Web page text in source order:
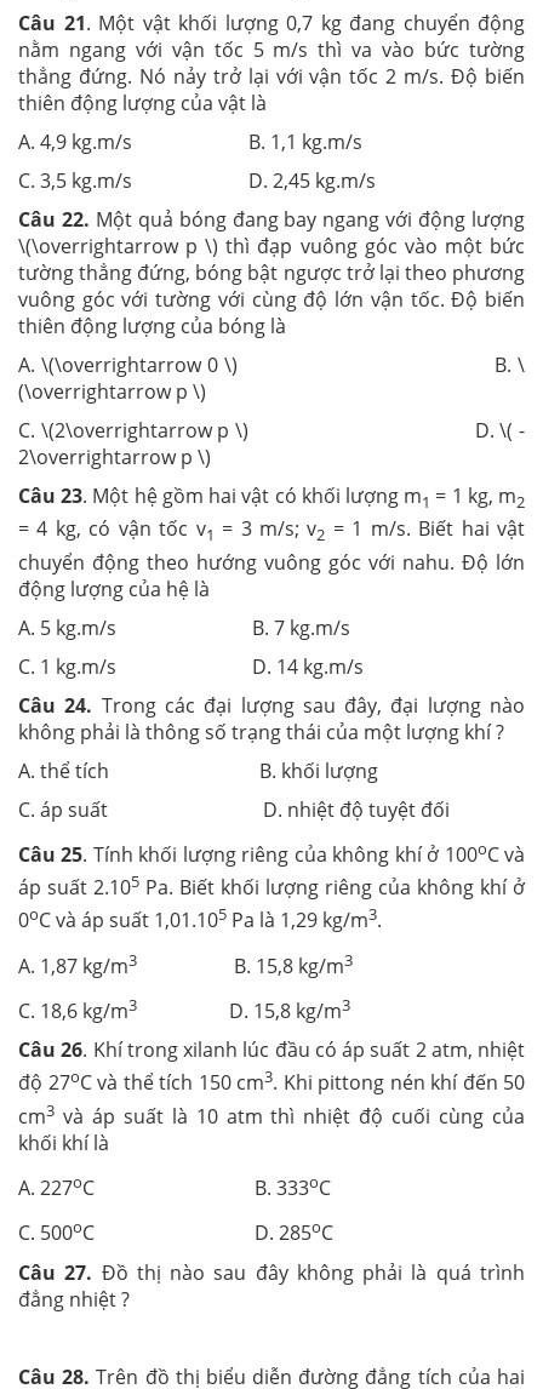
Câu 21. Một vật khối lượng 0,7 kg đang chuyển động
nằm ngang với vận tốc 5 m/s thì va vào bức tường
thẳng đứng. Nó nảy trở lại với vận tốc 2 m/s. Độ biến
thiên động lượng của vật là
A. 4,9 kg.m/s B. 1,1 kg.m/s
C. 3,5 kg.m/s D. 2,45 kg.m/s
Câu 22. Một quả bóng đang bay ngang với động lượng
\(\overrightarrow p \) thì đạp vuông góc vào một bức
tường thẳng đứng, bóng bật ngược trở lại theo phương
vuông góc với tường với cùng độ lớn vận tốc. Độ biến
thiên động lượng của bóng là
A. \(\overrightarrow 0 \) B. \
(\overrightarrow p \)
C. \(2\overrightarrow p \) D. \( -
2\overrightarrow p \)
Câu 23. Một hệ gồm hai vật có khối lượng m­1 = 1 kg, m2
= 4 kg, có vận tốc v1 = 3 m/s; v2 = 1 m/s. Biết hai vật
chuyển động theo hướng vuông góc với nahu. Độ lớn
động lượng của hệ là
A. 5 kg.m/s B. 7 kg.m/s
C. 1 kg.m/s D. 14 kg.m/s
Câu 24. Trong các đại lượng sau đây, đại lượng nào
không phải là thông số trạng thái của một lượng khí ?
A. thể tích B. khối lượng
C. áp suất D. nhiệt độ tuyệt đối
Câu 25. Tính khối lượng riêng của không khí ở 100oC và
áp suất 2.105 Pa. Biết khối lượng riêng của không khí ở
0oC và áp suất 1,01.105 Pa là 1,29 kg/m3.
A. 1,87 kg/m3 B. 15,8 kg/m3
C. 18,6 kg/m3 D. 15,8 kg/m3
Câu 26. Khí trong xilanh lúc đầu có áp suất 2 atm, nhiệt
độ 27oC và thể tích 150 cm3. Khi pittong nén khí đến 50
cm3 và áp suất là 10 atm thì nhiệt độ cuối cùng của
khối khí là
A. 227oC B. 333oC
C. 500oC D. 285oC
Câu 27. Đồ thị nào sau đây không phải là quá trình
đẳng nhiệt ?
Câu 28. Trên đồ thị biểu diễn đường đẳng tích của hai